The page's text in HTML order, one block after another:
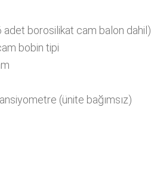
adet borosilikat cam balon dahil)
bobin tipi
(ünite bağımsız)